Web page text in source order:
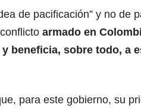
de pacificación” y no de
armado en
beneficia, sobre todo, a
para este gobierno, su